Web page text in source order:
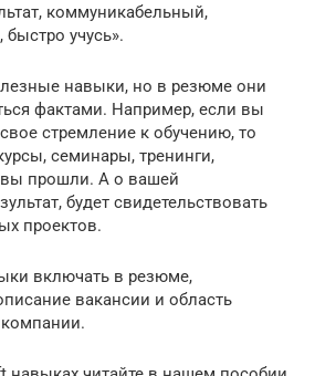
коммуникабельный,
учусь».
навыки, но в резюме они
фактами. Например, если вы
стремление к обучению, то
семинары, тренинги,
прошли. А о вашей
будет свидетельствовать
проектов.
включать в резюме,
вакансии и область